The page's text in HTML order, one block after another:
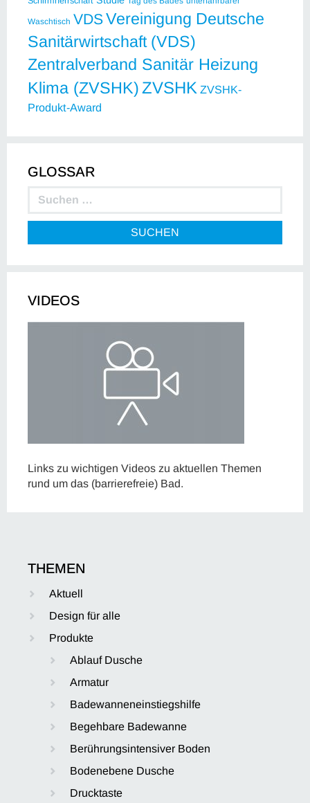
Waschtisch VDSVereinigung Deutsche
Sanitärwirtschaft (VDS)
Zentralverband Sanitär Heizung
Klima (ZVSHK)ZVSHK ZVSHK-
Produkt-Award
GLOSSAR
SUCHEN
VIDEOS
Links zu wichtigen Videos zu aktuellen Themen
rund um das (barrierefreie) Bad.
THEMEN
Aktuell
Design für alle
Produkte
Ablauf Dusche
Armatur
Badewanneneinstiegshilfe
Begehbare Badewanne
Berührungsintensiver Boden
Bodenebene Dusche
Drucktaste